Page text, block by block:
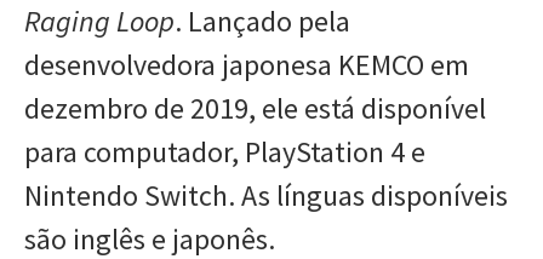
Raging Loop. Lançado pela
desenvolvedora japonesa KEMCO em
dezembro de 2019, ele está disponível
para computador, PlayStation 4 e
Nintendo Switch. As línguas disponíveis
são inglês e japonês.